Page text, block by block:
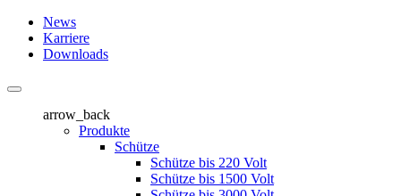
News
Karriere
Downloads
arrow_back
Produkte
Schütze
Schütze bis 220 Volt
Schütze bis 1500 Volt